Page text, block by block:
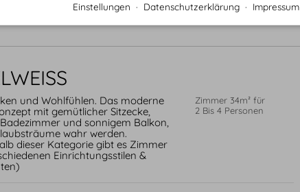
mit Kinder-Zustellbett buchbar.
und Wohlfühlen. Das moderne
mit gemütlicher Sitzecke,
und sonnigem Balkon,
wahr werden.
dieser Kategorie gibt es Zimmer
Einrichtungsstilen &
Zimmer 34m² für
2 Bis 4 Personen
Einstellungen · Datenschutzerklärung · Impressum